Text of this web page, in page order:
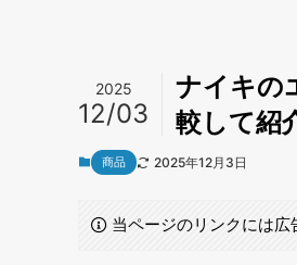
ナイキの
較して紹
2025
12/03
商品 2025年12月3日
当ページのリンクには広